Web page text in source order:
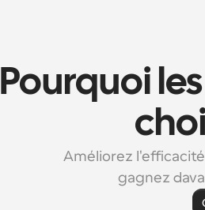
Pourquoi
Améliorez
gagnez